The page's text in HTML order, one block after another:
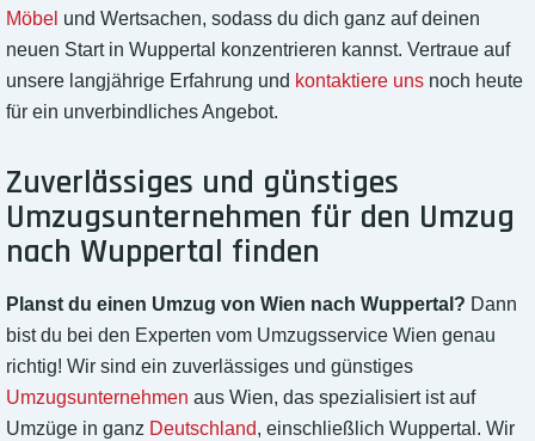
Möbel und Wertsachen, sodass du dich ganz auf deinen
neuen Start in Wuppertal konzentrieren kannst. Vertraue auf
unsere langjährige Erfahrung und kontaktiere uns noch heute
für ein unverbindliches Angebot.
Zuverlässiges und günstiges
Umzugsunternehmen für den Umzug
nach Wuppertal finden
Planst du einen Umzug von Wien nach Wuppertal? Dann
bist du bei den Experten vom Umzugsservice Wien genau
richtig! Wir sind ein zuverlässiges und günstiges
Umzugsunternehmen aus Wien, das spezialisiert ist auf
Umzüge in ganz Deutschland, einschließlich Wuppertal. Wir